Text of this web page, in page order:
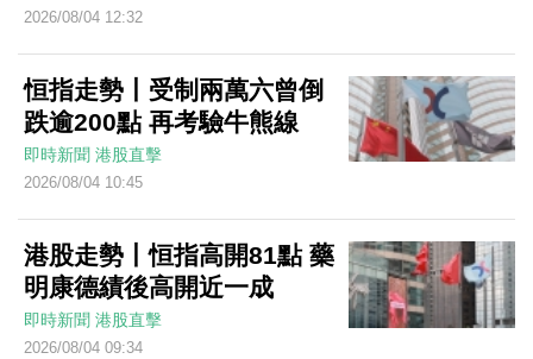
2026/08/04 12:32
恒指走勢丨受制兩萬六曾倒
跌逾200點 再考驗牛熊線
即時新聞 港股直擊
2026/08/04 10:45
港股走勢丨恒指高開81點 藥
明康德績後高開近一成
即時新聞 港股直擊
2026/08/04 09:34